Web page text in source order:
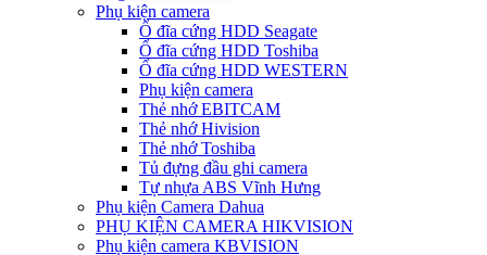
Phụ kiện camera
Ổ đĩa cứng HDD Seagate
Ổ đĩa cứng HDD Toshiba
Ổ đĩa cứng HDD WESTERN
Phụ kiện camera
Thẻ nhớ EBITCAM
Thẻ nhớ Hivision
Thẻ nhớ Toshiba
Tủ đựng đầu ghi camera
Tự nhựa ABS Vĩnh Hưng
Phụ kiện Camera Dahua
PHỤ KIỆN CAMERA HIKVISION
Phụ kiện camera KBVISION